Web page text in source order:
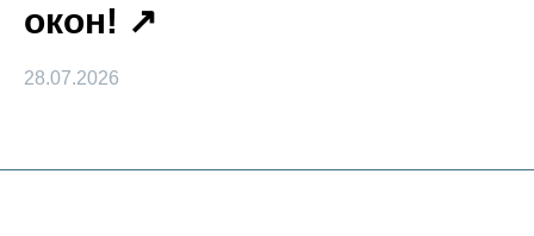
окон!
28.07.2026